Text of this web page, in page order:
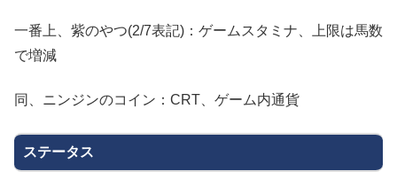
一番上、紫のやつ(2/7表記)：ゲームスタミナ、上限は馬数
で増減
同、ニンジンのコイン：CRT、ゲーム内通貨
ステータス